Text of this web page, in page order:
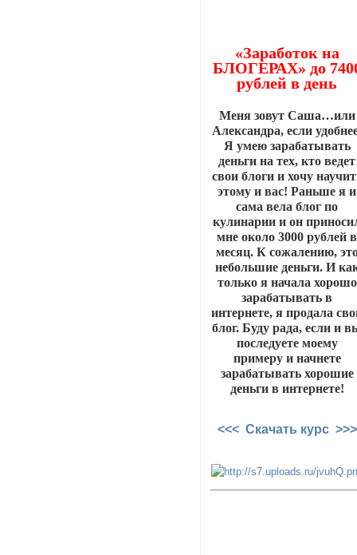
«Заработок на
БЛОГЕРАХ» до
рублей в день
Меня зовут Саша…или
Александра, если
Я умею зарабатывать
деньги на тех, кто ведет
свои блоги и хочу
этому и вас! Раньше я и
сама вела блог по
кулинарии и он
мне около 3000 рублей в
месяц. К сожалению,
небольшие деньги. И
только я начала хорошо
зарабатывать в
интернете, я продала
блог. Буду рада, если и
последуете моему
примеру и начнете
зарабатывать хорошие
деньги в интернете!
<<< Скачать курс >>>